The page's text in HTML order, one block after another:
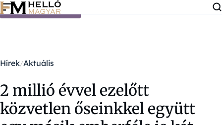
Ugrás a tartalomra
Hírek Aktuális
2 millió évvel ezelőtt
közvetlen őseinkkel együtt